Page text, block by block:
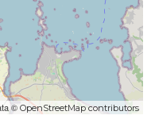
© OpenStreetMap contributors